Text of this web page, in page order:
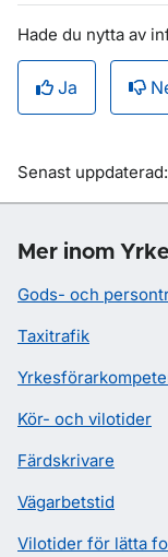
Hade du nytta av
Ja
Om sidan
Senast
Mer inom
Gods- och
Taxitrafik
Kör- och vilotider
Färdskrivare
Vägarbetstid
Vilotider för lätta